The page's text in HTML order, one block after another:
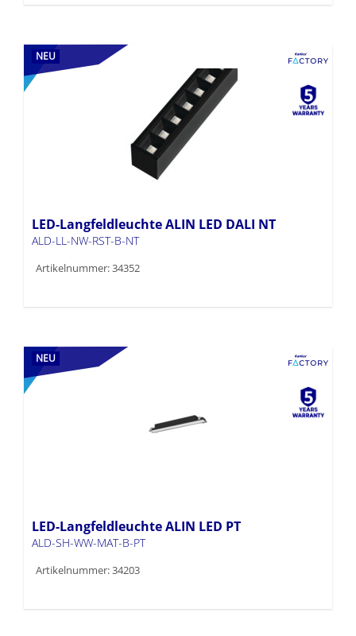
NEU
LED-Langfeldleuchte ALIN LED DALI NT
ALD-LL-NW-RST-B-NT
Artikelnummer: 34352
NEU
LED-Langfeldleuchte ALIN LED PT
ALD-SH-WW-MAT-B-PT
Artikelnummer: 34203